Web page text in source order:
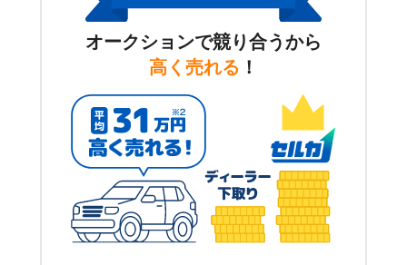
オークションで競り合うから
高く売れる ！